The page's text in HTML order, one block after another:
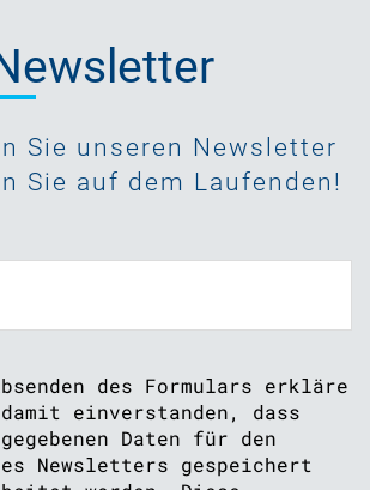
Sie unseren Newsletter
Sie auf dem Laufenden!
des Formulars erkläre
einverstanden, dass
Daten für den
Newsletters gespeichert